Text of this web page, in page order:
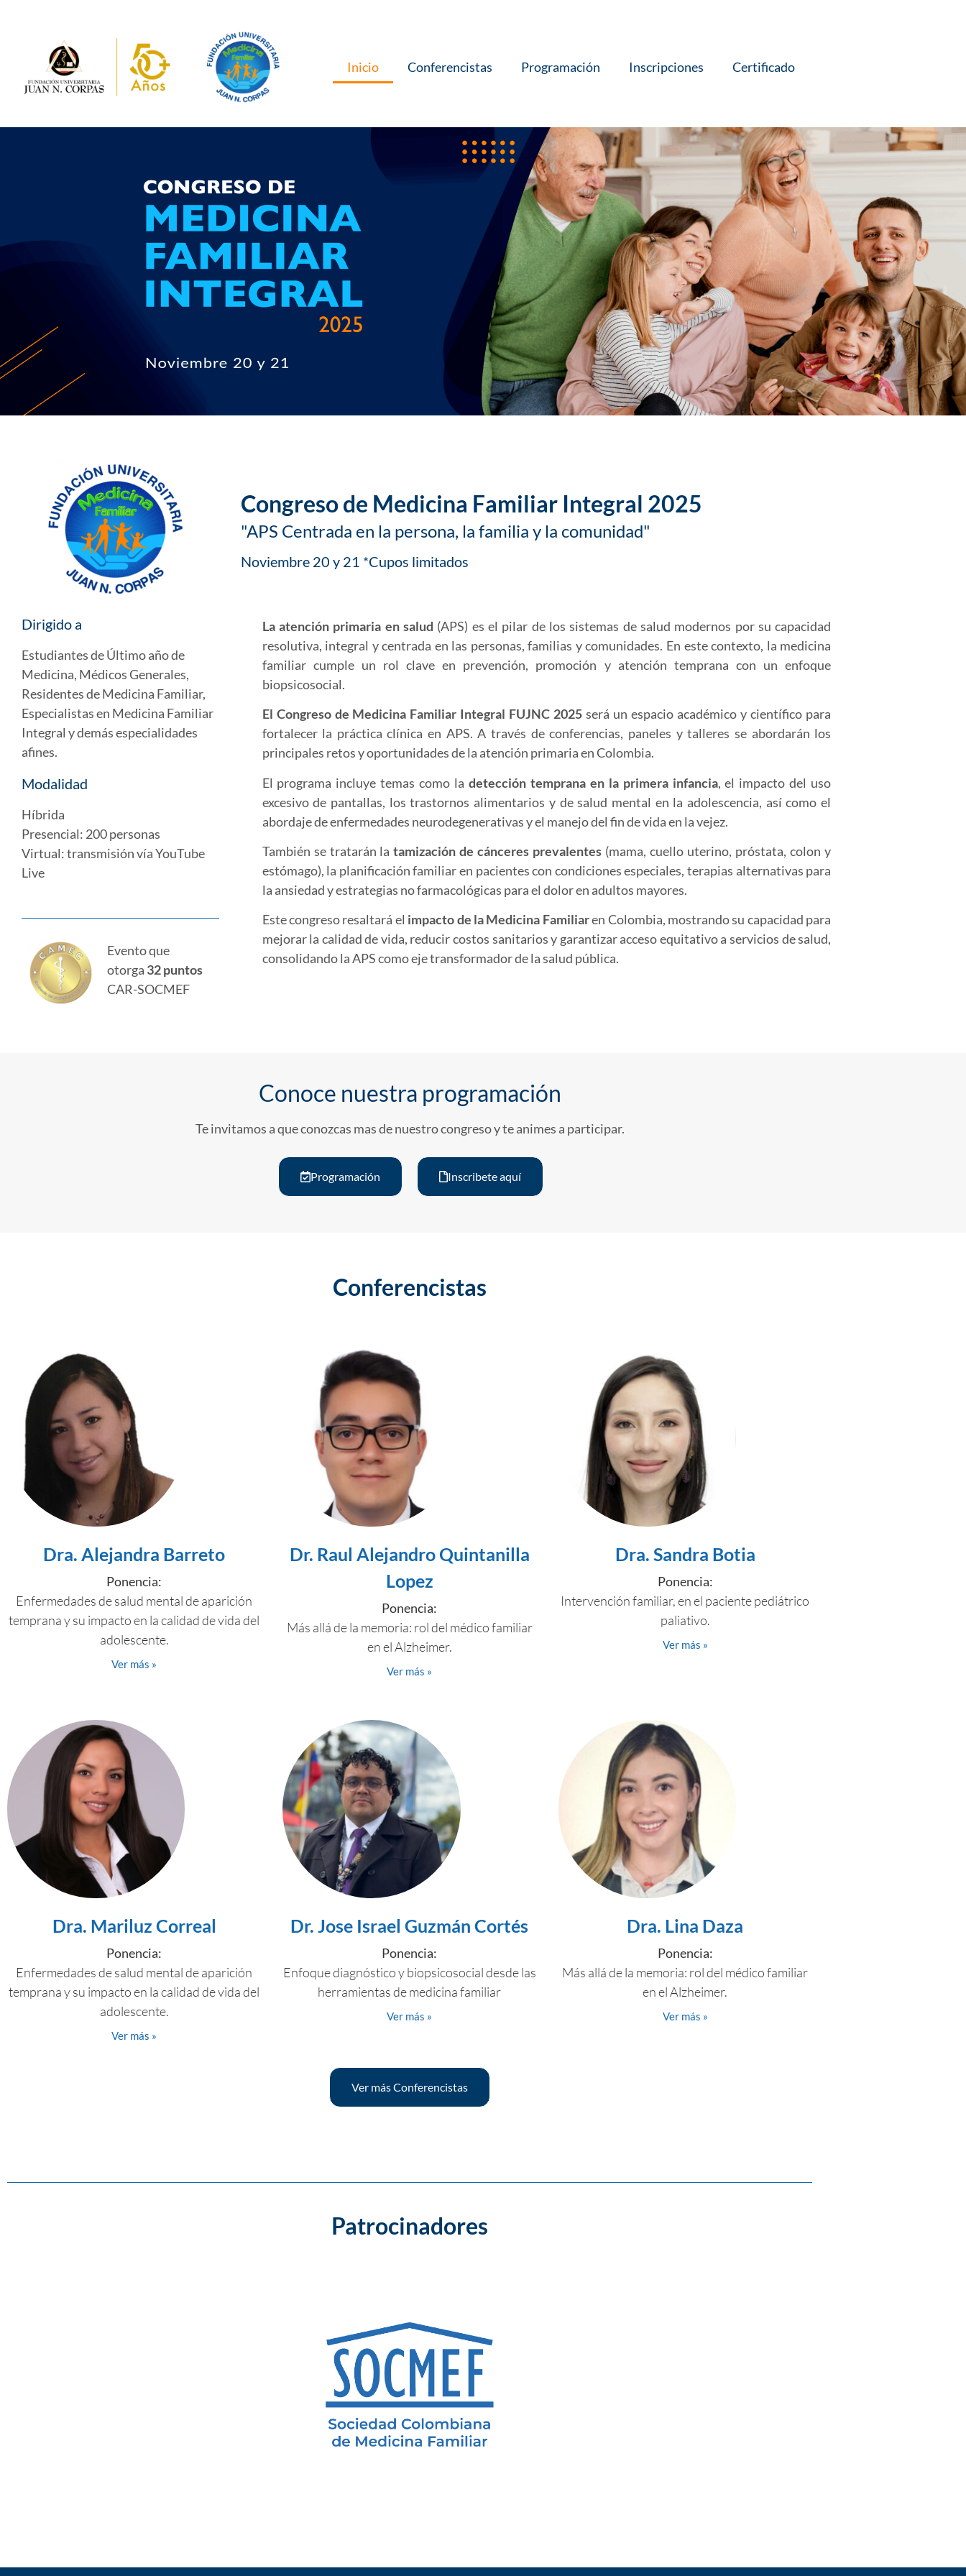
Inicio Conferencistas Programación Inscripciones Certificado
Congreso de Medicina Familiar Integral 2025
"APS Centrada en la persona, la familia y la comunidad"
Noviembre 20 y 21 *Cupos limitados
Dirigido a
Estudiantes de Último año de
Medicina, Médicos Generales,
Residentes de Medicina Familiar,
Especialistas en Medicina Familiar
Integral y demás especialidades
afines.
Modalidad
Híbrida
Presencial: 200 personas
Virtual: transmisión vía YouTube
Live
Evento que
otorga 32 puntos
CAR-SOCMEF
La atención primaria en salud (APS) es el pilar de los sistemas de salud modernos por su capacidad
resolutiva, integral y centrada en las personas, familias y comunidades. En este contexto, la medicina
familiar cumple un rol clave en prevención, promoción y atención temprana con un enfoque
biopsicosocial.
El Congreso de Medicina Familiar Integral FUJNC 2025 será un espacio académico y científico para
fortalecer la práctica clínica en APS. A través de conferencias, paneles y talleres se abordarán los
principales retos y oportunidades de la atención primaria en Colombia.
El programa incluye temas como ladetección temprana en la primera infancia, el impacto del uso
excesivo de pantallas, los trastornos alimentarios y de salud mental en la adolescencia, así como el
abordaje de enfermedades neurodegenerativas y el manejo del fin de vida en la vejez.
También se tratarán latamización de cánceres prevalentes (mama, cuello uterino, próstata, colon y
estómago), la planificación familiar en pacientes con condiciones especiales, terapias alternativas para
la ansiedad y estrategias no farmacológicas para el dolor en adultos mayores.
Este congreso resaltará el impacto de la Medicina Familiaren Colombia, mostrando su capacidad para
mejorar la calidad de vida, reducir costos sanitarios y garantizar acceso equitativo a servicios de salud,
consolidando la APS como eje transformador de la salud pública.
Conoce nuestra programación
Te invitamos a que conozcas mas de nuestro congreso y te animes a participar.
Programación Inscribete aquí
Conferencistas
Dra. Alejandra Barreto
Ponencia:
Enfermedades de salud mental de aparición
temprana y su impacto en la calidad de vida del
adolescente.
Ver más »
Dr. Raul Alejandro Quintanilla
Lopez
Ponencia:
Más allá de la memoria: rol del médico familiar
en el Alzheimer.
Ver más »
Dra. Sandra Botia
Ponencia:
Intervención familiar, en el paciente pediátrico
paliativo.
Ver más »
Dra. Mariluz Correal
Ponencia:
Enfermedades de salud mental de aparición
temprana y su impacto en la calidad de vida del
adolescente.
Ver más »
Dr. Jose Israel Guzmán Cortés
Ponencia:
Enfoque diagnóstico y biopsicosocial desde las
herramientas de medicina familiar
Ver más »
Dra. Lina Daza
Ponencia:
Más allá de la memoria: rol del médico familiar
en el Alzheimer.
Ver más »
Ver más Conferencistas
Patrocinadores